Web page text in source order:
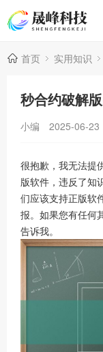
首页 实用知识
秒合约破解
小编 2025-06-23
很抱歉，我无法提
版软件，违反了知
们应该支持正版软
报。如果您有任何
告诉我。